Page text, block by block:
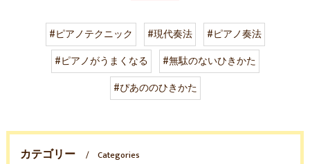
#ピアノテクニック #現代奏法
#ピアノ奏法
#ピアノがうまくなる
#無駄のないひきかた
#ぴあののひきかた
カテゴリー Categories